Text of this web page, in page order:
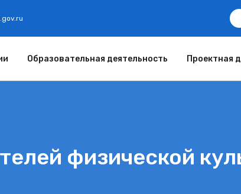
Образовательная деятельность Проектная
физической